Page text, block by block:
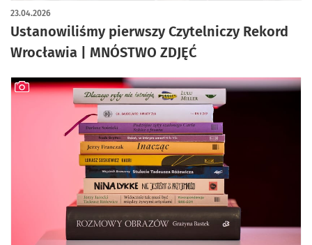
Ustanowiliśmy pierwszy Czytelniczy Rekord
Wrocławia | MNÓSTWO ZDJĘĆ
23.04.2026
artykuł z galerią zdjęć